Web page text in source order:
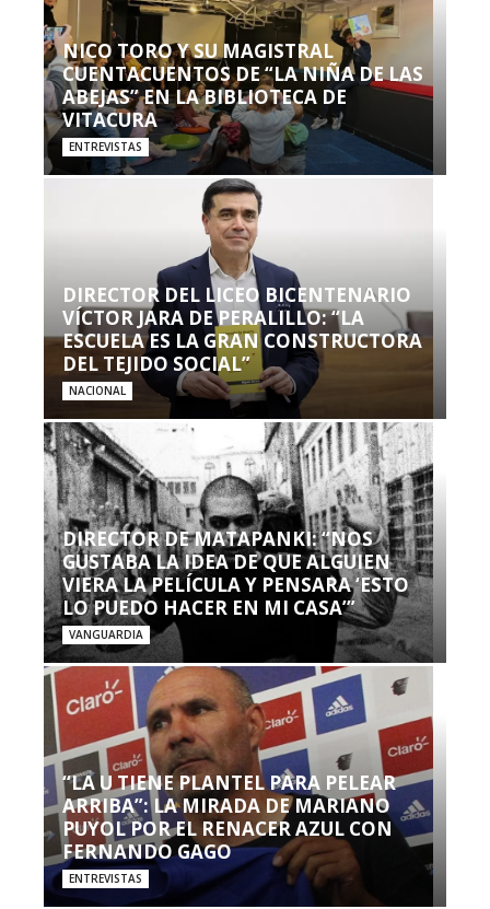
NICO TORO Y SU MAGISTRAL
CUENTACUENTOS DE “LA NIÑA DE LAS
ABEJAS” EN LA BIBLIOTECA DE
VITACURA
ENTREVISTAS
DIRECTOR DEL LICEO BICENTENARIO
VÍCTOR JARA DE PERALILLO: “LA
ESCUELA ES LA GRAN CONSTRUCTORA
DEL TEJIDO SOCIAL”
NACIONAL
DIRECTOR DE MATAPANKI: “NOS
GUSTABA LA IDEA DE QUE ALGUIEN
VIERA LA PELÍCULA Y PENSARA ‘ESTO
LO PUEDO HACER EN MI CASA’”
VANGUARDIA
“LA U TIENE PLANTEL PARA PELEAR
ARRIBA”: LA MIRADA DE MARIANO
PUYOL POR EL RENACER AZUL CON
FERNANDO GAGO
ENTREVISTAS